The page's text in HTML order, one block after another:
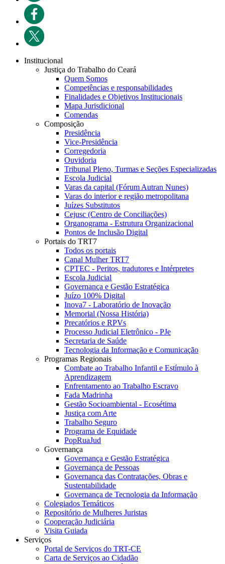
Institucional
Justiça do Trabalho do Ceará
Quem Somos
Competências e responsabilidades
Finalidades e Objetivos Institucionais
Mapa Jurisdicional
Comendas
Composição
Presidência
Vice-Presidência
Corregedoria
Ouvidoria
Tribunal Pleno, Turmas e Seções Especializadas
Escola Judicial
Varas da capital (Fórum Autran Nunes)
Varas do interior e região metropolitana
Juízes Substitutos
Cejusc (Centro de Conciliações)
Organograma - Estrutura Organizacional
Pontos de Inclusão Digital
Portais do TRT7
Todos os portais
Canal Mulher TRT7
CPTEC - Peritos, tradutores e Intérpretes
Escola Judicial
Governança e Gestão Estratégica
Juízo 100% Digital
Inova7 - Laboratório de Inovação
Memorial (Nossa História)
Precatórios e RPVs
Processo Judicial Eletrônico - PJe
Secretaria de Saúde
Tecnologia da Informação e Comunicação
Programas Regionais
Combate ao Trabalho Infantil e Estímulo à
Aprendizagem
Enfrentamento ao Trabalho Escravo
Fada Madrinha
Gestão Socioambiental - Ecosétima
Justiça com Arte
Trabalho Seguro
Programa de Equidade
PopRuaJud
Governança
Governança e Gestão Estratégica
Governança de Pessoas
Governança das Contratações, Obras e
Sustentabilidade
Governança de Tecnologia da Informação
Colegiados Temáticos
Repositório de Mulheres Juristas
Cooperação Judiciária
Visita Guiada
Serviços
Portal de Serviços do TRT-CE
Carta de Serviços ao Cidadão